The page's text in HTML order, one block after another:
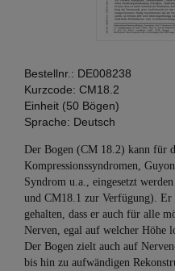
Bestellnr.: DE008238
Kurzcode: CM18.2
Einheit (50 Bögen)
Sprache: Deutsch
Der Bogen (CM 18.2) kann für
Kompressionssyndromen,
Syndrom u.a., eingesetzt
und CM18.1 zur Verfügung). Er
gehalten, dass er auch für alle
Nerven, egal auf welcher Höhe
Der Bogen zielt auch auf
bis hin zu aufwändigen